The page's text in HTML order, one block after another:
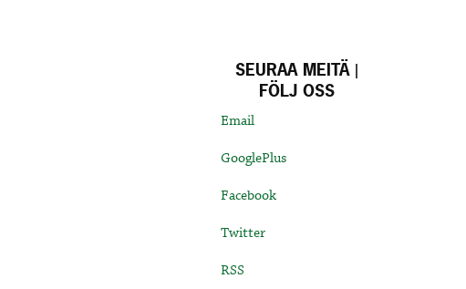
SEURAA MEITÄ |
FÖLJ OSS
Email
GooglePlus
Facebook
Twitter
RSS